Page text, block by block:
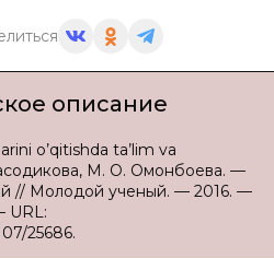
описание
o’qitishda ta’lim va
М. О. Омонбоева. —
// Молодой ученый. — 2016. —
URL:
25686.